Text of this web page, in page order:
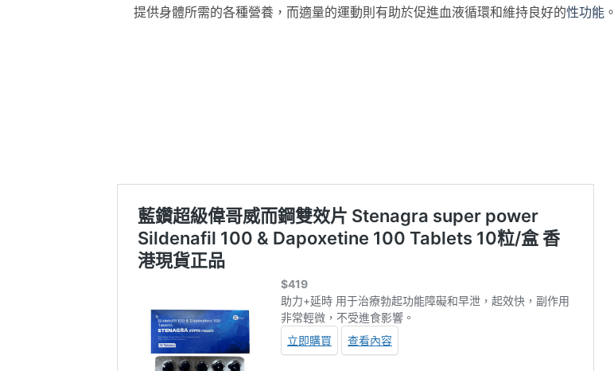
提供身體所需的各種營養，而適量的運動則有助於促進血液循環和維持良好的性功能。